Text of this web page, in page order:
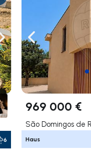
Nach rechts navigieren
6
Nach links
969 000 €
São Domingos de
Haus